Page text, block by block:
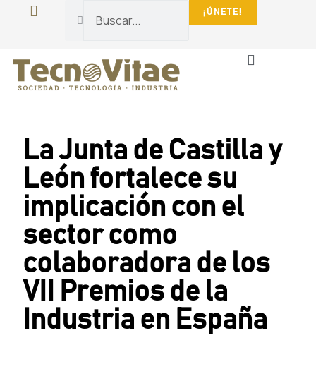
¡ÚNETE!
La Junta de Castilla y
León fortalece su
implicación con el
sector como
colaboradora de los
VII Premios de la
Industria en España